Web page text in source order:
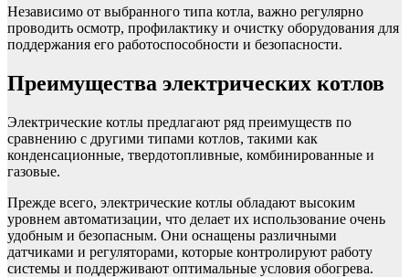
Независимо от выбранного типа котла, важно регулярно
проводить осмотр, профилактику и очистку оборудования для
поддержания его работоспособности и безопасности.
Преимущества электрических котлов
Электрические котлы предлагают ряд преимуществ по
сравнению с другими типами котлов, такими как
конденсационные, твердотопливные, комбинированные и
газовые.
Прежде всего, электрические котлы обладают высоким
уровнем автоматизации, что делает их использование очень
удобным и безопасным. Они оснащены различными
датчиками и регуляторами, которые контролируют работу
системы и поддерживают оптимальные условия обогрева.